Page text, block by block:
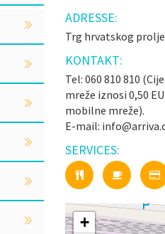
ADRESSE:
Trg hrvatskog
KONTAKT:
Tel: 060 810 810
mreže iznosi 0,50
mobilne mreže).
E-mail:
SERVICES:
+